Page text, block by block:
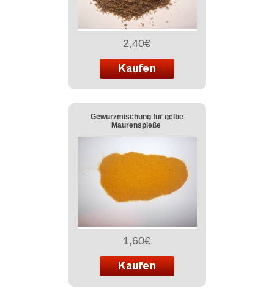
2,40€
Gewürzmischung für gelbe
Maurenspieße
1,60€